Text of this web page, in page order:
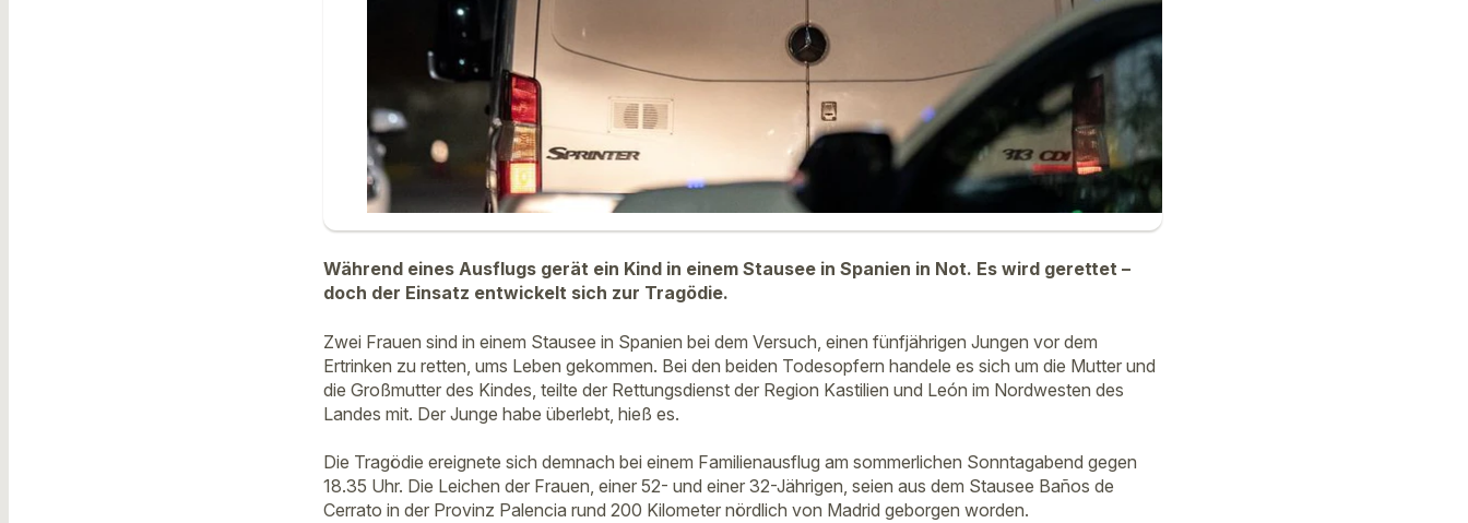
Während eines Ausflugs gerät ein Kind in einem Stausee in Spanien in Not. Es wird gerettet –
doch der Einsatz entwickelt sich zur Tragödie.
Zwei Frauen sind in einem Stausee in Spanien bei dem Versuch, einen fünfjährigen Jungen vor dem
Ertrinken zu retten, ums Leben gekommen. Bei den beiden Todesopfern handele es sich um die Mutter und
die Großmutter des Kindes, teilte der Rettungsdienst der Region Kastilien und León im Nordwesten des
Landes mit. Der Junge habe überlebt, hieß es.
Die Tragödie ereignete sich demnach bei einem Familienausflug am sommerlichen Sonntagabend gegen
18.35 Uhr. Die Leichen der Frauen, einer 52- und einer 32-Jährigen, seien aus dem Stausee Baños de
Cerrato in der Provinz Palencia rund 200 Kilometer nördlich von Madrid geborgen worden.